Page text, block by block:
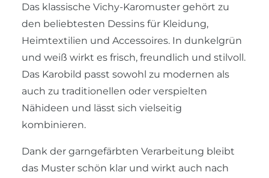
Das klassische Vichy-Karomuster gehört zu
den beliebtesten Dessins für Kleidung,
Heimtextilien und Accessoires. In dunkelgrün
und weiß wirkt es frisch, freundlich und stilvoll.
Das Karobild passt sowohl zu modernen als
auch zu traditionellen oder verspielten
Nähideen und lässt sich vielseitig
kombinieren.
Dank der garngefärbten Verarbeitung bleibt
das Muster schön klar und wirkt auch nach